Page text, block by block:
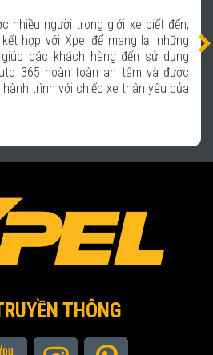
nhiều người trong giới xe biết đến,
hợp với Xpel để mang lại những
các khách hàng đến sử dụng
365 hoàn toàn an tâm và được
trình với chiếc xe thân yêu của
THÔNG